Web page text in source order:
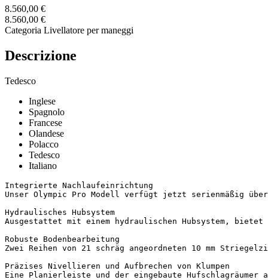
8.560,00 €
8.560,00 €
Categoria Livellatore per maneggi
Descrizione
Tedesco
Inglese
Spagnolo
Francese
Olandese
Polacco
Tedesco
Italiano
Integrierte Nachlaufeinrichtung
Unser Olympic Pro Modell verfügt jetzt serienmäßig
Hydraulisches Hubsystem
Ausgestattet mit einem hydraulischen Hubsystem, bietet
Robuste Bodenbearbeitung
Zwei Reihen von 21 schräg angeordneten 10 mm
Präzises Nivellieren und Aufbrechen von Klumpen
Eine Planierleiste und der eingebaute Hufschlagräumer